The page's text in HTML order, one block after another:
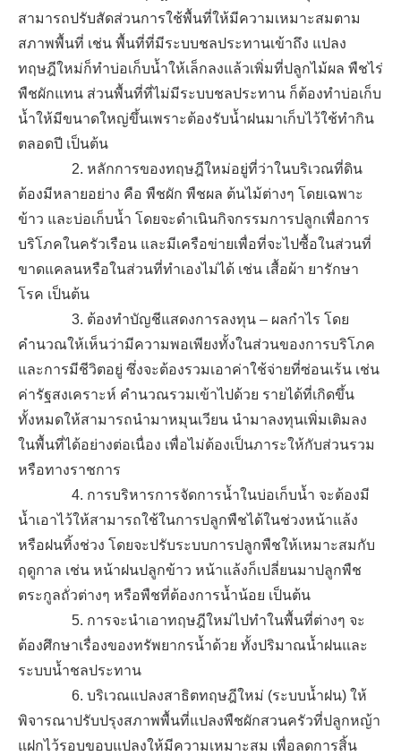
สามารถปรับสัดส่วนการใช้พื้นที่ให้มีความเหมาะสมตาม
สภาพพื้นที่ เช่น พื้นที่ที่มีระบบชลประทานเข้าถึง แปลง
ทฤษฎีใหม่ก็ทำบ่อเก็บน้ำให้เล็กลงแล้วเพิ่มที่ปลูกไม้ผล พืชไร่
พืชผักแทน ส่วนพื้นที่ที่ไม่มีระบบชลประทาน ก็ต้องทำบ่อเก็บ
น้ำให้มีขนาดใหญ่ขึ้นเพราะต้องรับน้ำฝนมาเก็บไว้ใช้ทำกิน
ตลอดปี เป็นต้น
2. หลักการของทฤษฎีใหม่อยู่ที่ว่าในบริเวณที่ดิน
ต้องมีหลายอย่าง คือ พืชผัก พืชผล ต้นไม้ต่างๆ โดยเฉพาะ
ข้าว และบ่อเก็บน้ำ โดยจะดำเนินกิจกรรมการปลูกเพื่อการ
บริโภคในครัวเรือน และมีเครือข่ายเพื่อที่จะไปซื้อในส่วนที่
ขาดแคลนหรือในส่วนที่ทำเองไม่ได้ เช่น เสื้อผ้า ยารักษา
โรค เป็นต้น
3. ต้องทำบัญชีแสดงการลงทุน – ผลกำไร โดย
คำนวณให้เห็นว่ามีความพอเพียงทั้งในส่วนของการบริโภค
และการมีชีวิตอยู่ ซึ่งจะต้องรวมเอาค่าใช้จ่ายที่ซ่อนเร้น เช่น
ค่ารัฐสงเคราะห์ คำนวณรวมเข้าไปด้วย รายได้ที่เกิดขึ้น
ทั้งหมดให้สามารถนำมาหมุนเวียน นำมาลงทุนเพิ่มเติมลง
ในพื้นที่ได้อย่างต่อเนื่อง เพื่อไม่ต้องเป็นภาระให้กับส่วนรวม
หรือทางราชการ
4. การบริหารการจัดการน้ำในบ่อเก็บน้ำ จะต้องมี
น้ำเอาไว้ให้สามารถใช้ในการปลูกพืชได้ในช่วงหน้าแล้ง
หรือฝนทิ้งช่วง โดยจะปรับระบบการปลูกพืชให้เหมาะสมกับ
ฤดูกาล เช่น หน้าฝนปลูกข้าว หน้าแล้งก็เปลี่ยนมาปลูกพืช
ตระกูลถั่วต่างๆ หรือพืชที่ต้องการน้ำน้อย เป็นต้น
5. การจะนำเอาทฤษฎีใหม่ไปทำในพื้นที่ต่างๆ จะ
ต้องศึกษาเรื่องของทรัพยากรน้ำด้วย ทั้งปริมาณน้ำฝนและ
ระบบน้ำชลประทาน
6. บริเวณแปลงสาธิตทฤษฎีใหม่ (ระบบน้ำฝน) ให้
พิจารณาปรับปรุงสภาพพื้นที่แปลงพืชผักสวนครัวที่ปลูกหญ้า
แฝกไว้รอบขอบแปลงให้มีความเหมาะสม เพื่อลดการสิ้น